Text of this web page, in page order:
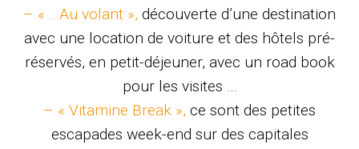
– « …Au volant », découverte d’une destination
avec une location de voiture et des hôtels pré-
réservés, en petit-déjeuner, avec un road book
pour les visites …
– « Vitamine Break », ce sont des petites
escapades week-end sur des capitales